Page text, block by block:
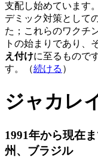
支配し始めています
デミック対策として
た；これらのワクチ
トの始まりであり、
え付けに至るもので
す。（続ける ）
ジャカレ
1991年から現在
州、ブラジル